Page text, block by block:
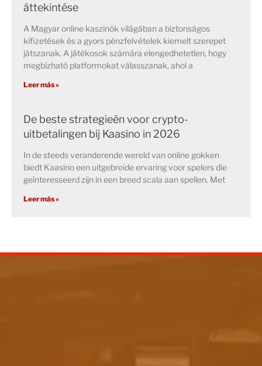
áttekintése
A Magyar online kaszinók világában a biztonságos
kifizetések és a gyors pénzfelvételek kiemelt szerepet
játszanak. A játékosok számára elengedhetetlen, hogy
megbízható platformokat válasszanak, ahol a
Leer más »
De beste strategieën voor crypto-
uitbetalingen bij Kaasino in 2026
In de steeds veranderende wereld van online gokken
biedt Kaasino een uitgebreide ervaring voor spelers die
geïnteresseerd zijn in een breed scala aan spellen. Met
Leer más »